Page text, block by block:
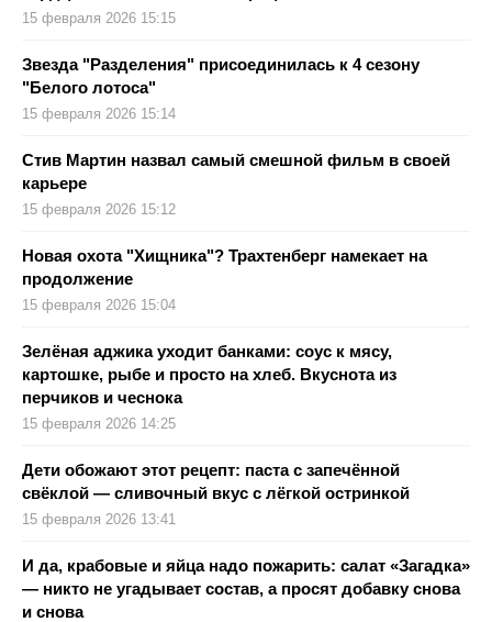
15 февраля 2026 15:15
Звезда "Разделения" присоединилась к 4 сезону
"Белого лотоса"
15 февраля 2026 15:14
Стив Мартин назвал самый смешной фильм в своей
карьере
15 февраля 2026 15:12
Новая охота "Хищника"? Трахтенберг намекает на
продолжение
15 февраля 2026 15:04
Зелёная аджика уходит банками: соус к мясу,
картошке, рыбе и просто на хлеб. Вкуснота из
перчиков и чеснока
15 февраля 2026 14:25
Дети обожают этот рецепт: паста с запечённой
свёклой — сливочный вкус с лёгкой остринкой
15 февраля 2026 13:41
И да, крабовые и яйца надо пожарить: салат «Загадка»
— никто не угадывает состав, а просят добавку снова
и снова